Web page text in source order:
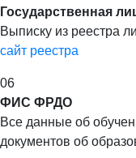
Государственная
Выписку из реестра
сайт реестра
06
ФИС ФРДО
Все данные об
документов об